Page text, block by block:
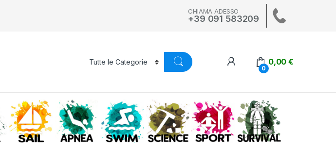
CHIAMA ADESSO
+39 091 583209
0
0,00€
WORK SAIL APNEA SWIM SCIENCE ALTRI SPORT